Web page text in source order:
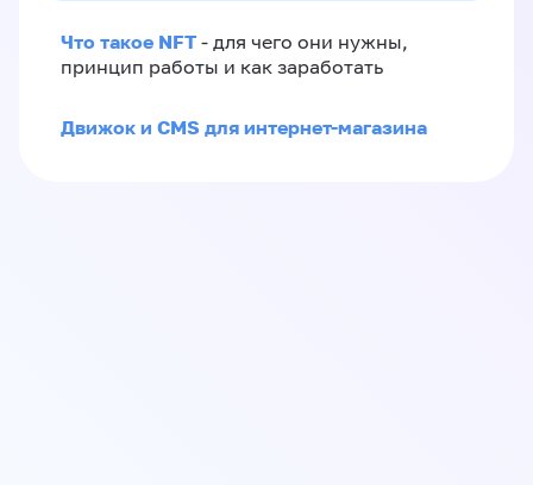
Что такое NFT - для чего они нужны,
принцип работы и как заработать
Движок и CMS для интернет-магазина